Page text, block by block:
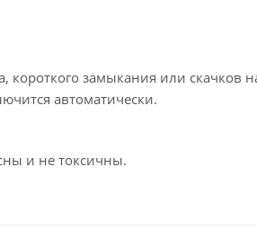
замыкания или скачков
автоматически.
и не токсичны.